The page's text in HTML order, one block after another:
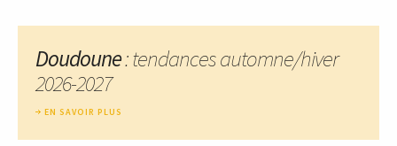
Doudoune: tendances automne/hiver
2026-2027
EN SAVOIR PLUS